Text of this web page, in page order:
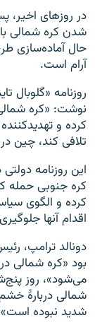
در روزهای اخیر،
شدن کره شمالی
حال آماده‌سازی
آرام است.
روزنامه «گلوبال
نوشت: «کره
کرده و
تلافی کند، چین
این روزنامه
کره جنوبی حمله
کرده و الگوی
اقدام آنها
دونالد ترامپ،
بود «کره شمالی
می‌شود»، روز
شمالی دربارهٔ
شدید نبوده